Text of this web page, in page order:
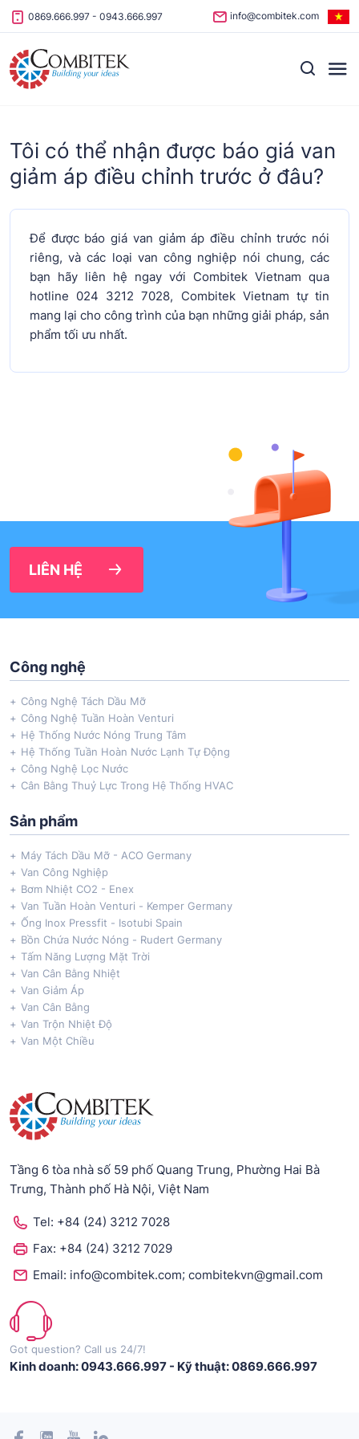
Skip to content
0869.666.997 - 0943.666.997 info@combitek.com
Tôi có thể nhận được báo giá van
giảm áp điều chỉnh trước ở đâu?
Để được báo giá van giảm áp điều chỉnh trước nói
riêng, và các loại van công nghiệp nói chung, các
bạn hãy liên hệ ngay với Combitek Vietnam qua
hotline 024 3212 7028, Combitek Vietnam tự tin
mang lại cho công trình của bạn những giải pháp, sản
phẩm tối ưu nhất.
LIÊN HỆ
Công nghệ
Công Nghệ Tách Dầu Mỡ
Công Nghệ Tuần Hoàn Venturi
Hệ Thống Nước Nóng Trung Tâm
Hệ Thống Tuần Hoàn Nước Lạnh Tự Động
Công Nghệ Lọc Nước
Cân Bằng Thuỷ Lực Trong Hệ Thống HVAC
Sản phẩm
Máy Tách Dầu Mỡ - ACO Germany
Van Công Nghiệp
Bơm Nhiệt CO2 - Enex
Van Tuần Hoàn Venturi - Kemper Germany
Ống Inox Pressfit - Isotubi Spain
Bồn Chứa Nước Nóng - Rudert Germany
Tấm Năng Lượng Mặt Trời
Van Cân Bằng Nhiệt
Van Giảm Áp
Van Cân Bằng
Van Trộn Nhiệt Độ
Van Một Chiều
Tầng 6 tòa nhà số 59 phố Quang Trung, Phường Hai Bà
Trưng, Thành phố Hà Nội, Việt Nam
Tel: +84 (24) 3212 7028
Fax: +84 (24) 3212 7029
Email: info@combitek.com; combitekvn@gmail.com
Got question? Call us 24/7!
Kinh doanh: 0943.666.997 - Kỹ thuật: 0869.666.997